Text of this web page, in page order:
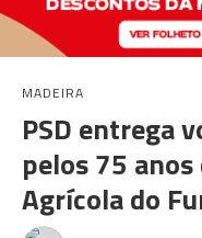
MADEIRA
PSD entrega
pelos 75 anos
Agrícola do